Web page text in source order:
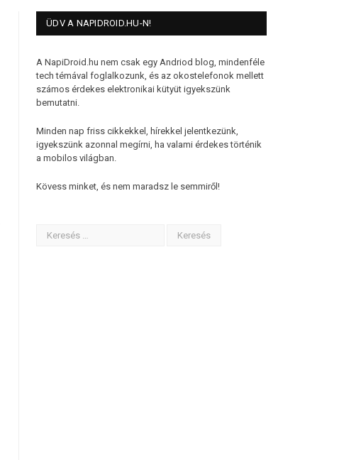
ÜDV A NAPIDROID.HU-N!
A NapiDroid.hu nem csak egy Andriod blog, mindenféle
tech témával foglalkozunk, és az okostelefonok mellett
számos érdekes elektronikai kütyüt igyekszünk
bemutatni.
Minden nap friss cikkekkel, hírekkel jelentkezünk,
igyekszünk azonnal megírni, ha valami érdekes történik
a mobilos világban.
Kövess minket, és nem maradsz le semmiről!